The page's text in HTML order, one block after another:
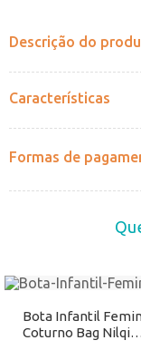
Descrição do
Características
Formas de
Bota Infantil
Coturno Bag Nilqi